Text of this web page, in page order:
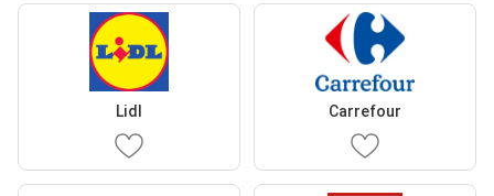
Lidl Carrefour